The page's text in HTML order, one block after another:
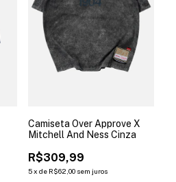
Camiseta Over Approve X
Mitchell And Ness Cinza
R$309,99
5x de R$62,00 sem juros